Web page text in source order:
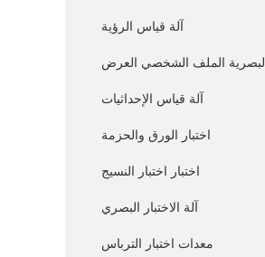
آلة قياس الرؤية
البصرية الملف الشخصي العرض
آلة قياس الإحداثيات
اختبار الورق والحزمة
اختبار اختبار النسيج
آلة الاختبار البصري
معدات اختبار الترباس